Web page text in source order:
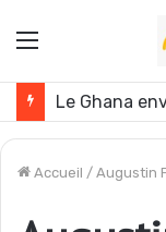
Menu
Le Ghana
Accueil / Augustin